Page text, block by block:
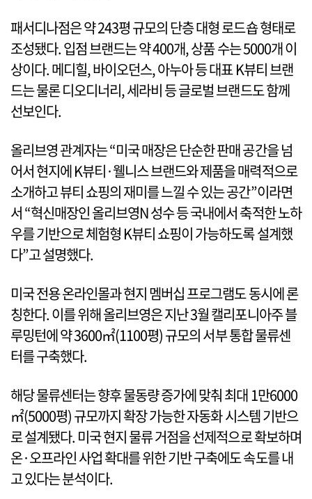
패서디나점은 약 243평 규모의 단층 대형 로드숍 형태로
조성됐다. 입점 브랜드는 약 400개, 상품 수는 5000개 이
상이다. 메디힐, 바이오던스, 아누아 등 대표 K뷰티 브랜
드는 물론 디오디너리, 세라비 등 글로벌 브랜드도 함께
선보인다.
올리브영 관계자는 “미국 매장은 단순한 판매 공간을 넘
어서 현지에 K뷰티·웰니스 브랜드와 제품을 매력적으로
소개하고 뷰티 쇼핑의 재미를 느낄 수 있는 공간”이라면
서 “혁신매장인 올리브영N 성수 등 국내에서 축적한 노하
우를 기반으로 체험형 K뷰티 쇼핑이 가능하도록 설계했
다”고 설명했다.
미국 전용 온라인몰과 현지 멤버십 프로그램도 동시에 론
칭한다. 이를 위해 올리브영은 지난 3월 캘리포니아주 블
루밍턴에 약 3600㎡(1100평) 규모의 서부 통합 물류센
터를 구축했다.
해당 물류센터는 향후 물동량 증가에 맞춰 최대 1만6000
㎡(5000평) 규모까지 확장 가능한 자동화 시스템 기반으
로 설계됐다. 미국 현지 물류 거점을 선제적으로 확보하며
온·오프라인 사업 확대를 위한 기반 구축에도 속도를 내
고 있다는 분석이다.